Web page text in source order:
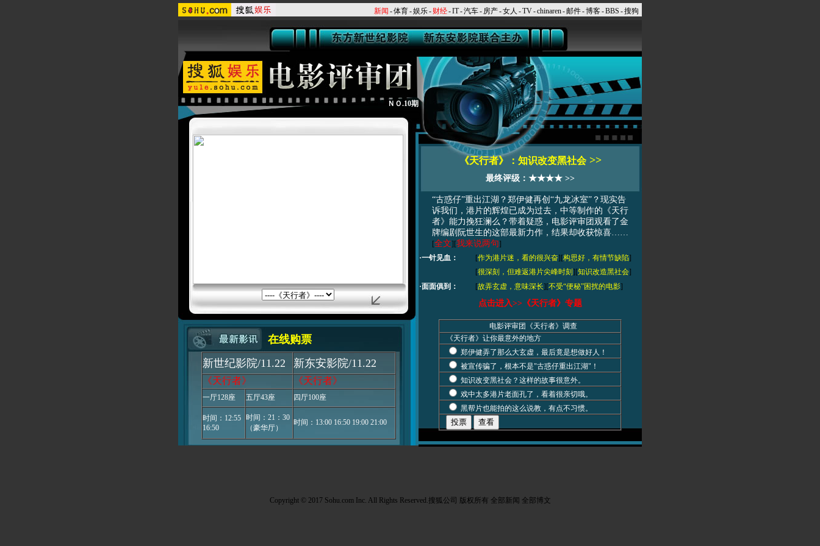
新闻 -体育-娱乐- 财经-IT-汽车- 房产-女人 -TV-chinaren-邮件-博客-BBS -搜狗
ＮＯ.10期
在线购票
新世纪影院/11.22
新东安影院/11.22
《天行者》 《天行者》
一厅128座 五厅43座 四厅100座
时间：12:55
16:50
时间：21：30
（豪华厅）
时间：13:00 16:50 19:00 21:00
《天行者》：知识改变黑社会>>
最终评级：★★★★ >>
“古惑仔”重出江湖？郑伊健再创“九龙冰室”？现实告
诉我们，港片的辉煌已成为过去，中等制作的《天行
者》能力挽狂澜么？带着疑惑，电影评审团观看了金
牌编剧阮世生的这部最新力作，结果却收获惊喜……
[全文][我来说两句]
·一针见血：
[作为港片迷，看的很兴奋][构思好，有情节缺陷]
[很深刻，但难返港片尖峰时刻 ][知识改造黑社会]
·面面俱到：
[故弄玄虚，意味深长][不受“便秘”困扰的电影]
点击进入>>《天行者》专题
电影评审团《天行者》调查
《天行者》让你最意外的地方
郑伊健弄了那么大玄虚，最后竟是想做好人！
被宣传骗了，根本不是"古惑仔重出江湖"！
知识改变黑社会？这样的故事很意外。
戏中太多港片老面孔了，看着很亲切哦。
黑帮片也能拍的这么说教，有点不习惯。
Copyright © 2017 Sohu.com Inc. All Rights Reserved.搜狐公司 版权所有 全部新闻 全部博文